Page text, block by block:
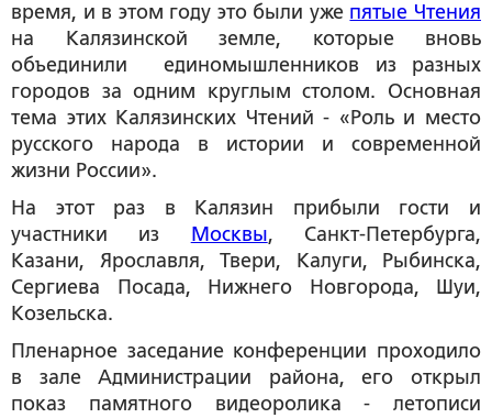
время, и в этом году это были уже пятые Чтения
на Калязинской земле, которые вновь
объединили единомышленников из разных
городов за одним круглым столом. Основная
тема этих Калязинских Чтений - «Роль и место
русского народа в истории и современной
жизни России».
На этот раз в Калязин прибыли гости и
участники из
Москвы, Санкт-Петербурга,
Казани, Ярославля, Твери, Калуги, Рыбинска,
Сергиева Посада, Нижнего Новгорода, Шуи,
Козельска.
Пленарное заседание конференции проходило
в зале Администрации района, его открыл
показ памятного видеоролика - летописи